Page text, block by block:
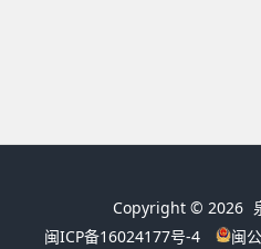
Copyright © 2026
闽ICP备16024177号-4
闽